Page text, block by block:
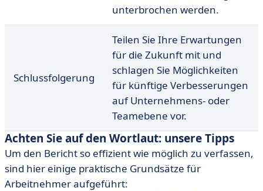
unterbrochen werden.
Schlussfolgerung
Teilen Sie Ihre Erwartungen
für die Zukunft mit und
schlagen Sie Möglichkeiten
für künftige Verbesserungen
auf Unternehmens- oder
Teamebene vor.
Achten Sie auf den Wortlaut: unsere Tipps
Um den Bericht so effizient wie möglich zu verfassen,
sind hier einige praktische Grundsätze für
Arbeitnehmer aufgeführt: